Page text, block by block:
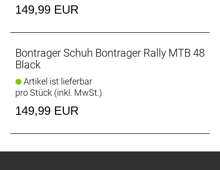
149,99 EUR
Bontrager Schuh Bontrager Rally MTB 48
Black
Artikel ist lieferbar
pro Stück (inkl. MwSt.)
149,99 EUR